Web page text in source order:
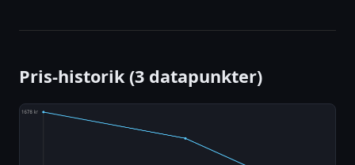
Pris-historik (3 datapunkter)